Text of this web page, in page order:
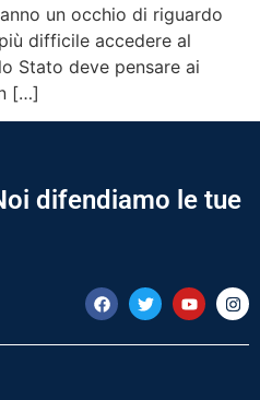
un occhio di riguardo
difficile accedere al
Stato deve pensare ai
[…]
difendiamo le tue